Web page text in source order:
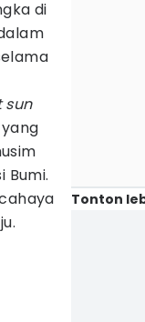
di
sun
Bumi.
Tonton